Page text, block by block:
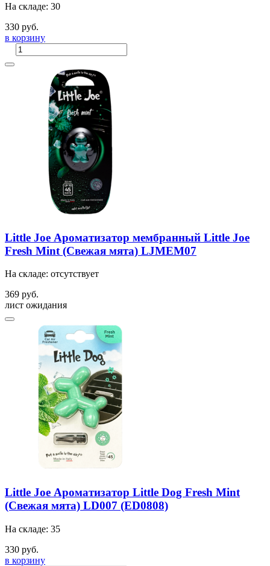
На складе: 30
330 руб.
в корзину
Little Joe Ароматизатор мембранный Little Joe
Fresh Mint (Свежая мята) LJMEM07
На складе: отсутствует
369 руб.
лист ожидания
Little Joe Ароматизатор Little Dog Fresh Mint
(Свежая мята) LD007 (ED0808)
На складе: 35
330 руб.
в корзину